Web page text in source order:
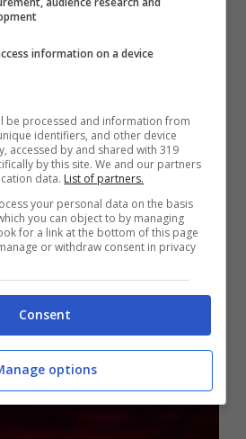
e ai minori vittime di
l’Associazione
li li fa anche
commossi: “Grazie di
tutti noi”.
selezionato dal nuovo
News, se vuoi essere
dalle nostre notizie
information on a device
be processed and information from
identifiers, and other device
accessed by and shared with 319
by this site. We and our partners
data. List of partners.
your personal data on the basis
you can object to by managing
for a link at the bottom of this page
or withdraw consent in privacy
Consent
options